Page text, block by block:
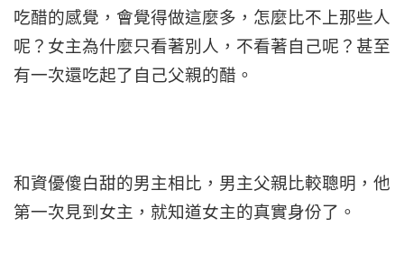
吃醋的感覺，會覺得做這麼多，怎麼比不上那些人
呢？女主為什麼只看著別人，不看著自己呢？甚至
有一次還吃起了自己父親的醋。
和資優傻白甜的男主相比，男主父親比較聰明，他
第一次見到女主，就知道女主的真實身份了。